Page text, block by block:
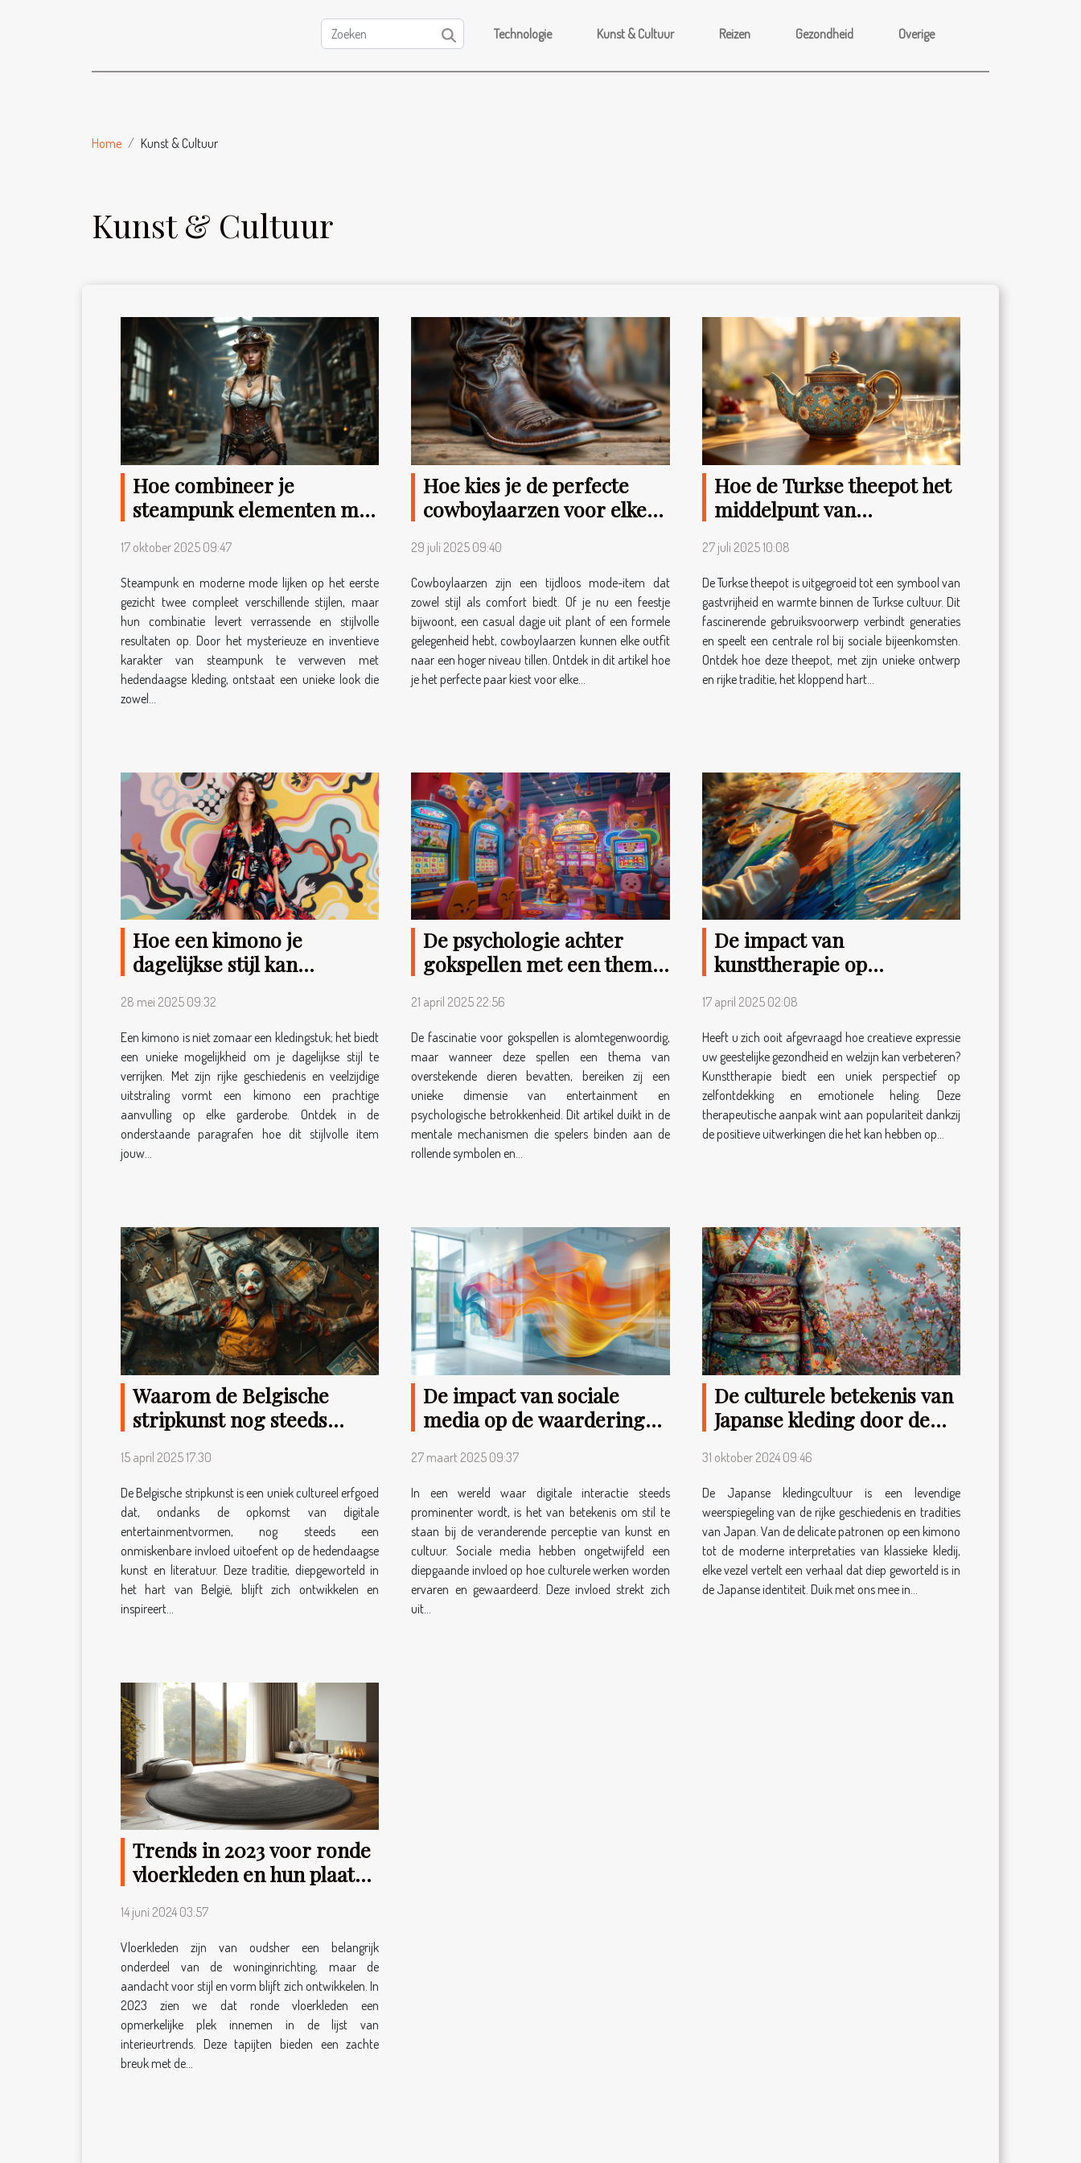
Technologie Kunst & Cultuur Reizen Gezondheid Overige
Home Kunst & Cultuur
Kunst & Cultuur
Hoe combineer je
steampunk elementen met
17 oktober 2025 09:47
Steampunk en moderne mode lijken op het eerste
gezicht twee compleet verschillende stijlen, maar
hun combinatie levert verrassende en stijlvolle
resultaten op. Door het mysterieuze en inventieve
karakter van steampunk te verweven met
hedendaagse kleding, ontstaat een unieke look die
zowel...
Hoe kies je de perfecte
cowboylaarzen voor elke
29 juli 2025 09:40
Cowboylaarzen zijn een tijdloos mode-item dat
zowel stijl als comfort biedt. Of je nu een feestje
bijwoont, een casual dagje uit plant of een formele
gelegenheid hebt, cowboylaarzen kunnen elke outfit
naar een hoger niveau tillen. Ontdek in dit artikel hoe
je het perfecte paar kiest voor elke...
Hoe de Turkse theepot het
middelpunt van
27 juli 2025 10:08
De Turkse theepot is uitgegroeid tot een symbool van
gastvrijheid en warmte binnen de Turkse cultuur. Dit
fascinerende gebruiksvoorwerp verbindt generaties
en speelt een centrale rol bij sociale bijeenkomsten.
Ontdek hoe deze theepot, met zijn unieke ontwerp
en rijke traditie, het kloppend hart...
Hoe een kimono je
dagelijkse stijl kan
28 mei 2025 09:32
Een kimono is niet zomaar een kledingstuk; het biedt
een unieke mogelijkheid om je dagelijkse stijl te
verrijken. Met zijn rijke geschiedenis en veelzijdige
uitstraling vormt een kimono een prachtige
aanvulling op elke garderobe. Ontdek in de
onderstaande paragrafen hoe dit stijlvolle item
jouw...
De psychologie achter
gokspellen met een thema
21 april 2025 22:56
De fascinatie voor gokspellen is alomtegenwoordig,
maar wanneer deze spellen een thema van
overstekende dieren bevatten, bereiken zij een
unieke dimensie van entertainment en
psychologische betrokkenheid. Dit artikel duikt in de
mentale mechanismen die spelers binden aan de
rollende symbolen en...
De impact van
kunsttherapie op
welzijn
17 april 2025 02:08
Heeft u zich ooit afgevraagd hoe creatieve expressie
uw geestelijke gezondheid en welzijn kan verbeteren?
Kunsttherapie biedt een uniek perspectief op
zelfontdekking en emotionele heling. Deze
therapeutische aanpak wint aan populariteit dankzij
de positieve uitwerkingen die het kan hebben op...
Waarom de Belgische
stripkunst nog steeds
van het digitale
entertainment
15 april 2025 17:30
De Belgische stripkunst is een uniek cultureel erfgoed
dat, ondanks de opkomst van digitale
entertainmentvormen, nog steeds een
onmiskenbare invloed uitoefent op de hedendaagse
kunst en literatuur. Deze traditie, diepgeworteld in
het hart van België, blijft zich ontwikkelen en
inspireert...
De impact van sociale
media op de waardering
27 maart 2025 09:37
In een wereld waar digitale interactie steeds
prominenter wordt, is het van betekenis om stil te
staan bij de veranderende perceptie van kunst en
cultuur. Sociale media hebben ongetwijfeld een
diepgaande invloed op hoe culturele werken worden
ervaren en gewaardeerd. Deze invloed strekt zich
uit...
De culturele betekenis van
Japanse kleding door de
31 oktober 2024 09:46
De Japanse kledingcultuur is een levendige
weerspiegeling van de rijke geschiedenis en tradities
van Japan. Van de delicate patronen op een kimono
tot de moderne interpretaties van klassieke kledij,
elke vezel vertelt een verhaal dat diep geworteld is in
de Japanse identiteit. Duik met ons mee in...
Trends in 2023 voor ronde
vloerkleden en hun plaats
14 juni 2024 03:57
Vloerkleden zijn van oudsher een belangrijk
onderdeel van de woninginrichting, maar de
aandacht voor stijl en vorm blijft zich ontwikkelen. In
2023 zien we dat ronde vloerkleden een
opmerkelijke plek innemen in de lijst van
interieurtrends. Deze tapijten bieden een zachte
breuk met de...